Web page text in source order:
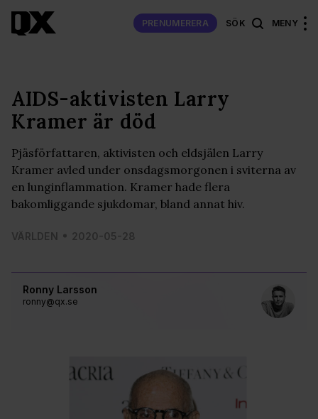
PRENUMERERA SÖK MENY
Ronny Larsson
ronny@qx.se
AIDS-aktivisten Larry
Kramer är död
Pjäsförfattaren, aktivisten och eldsjälen Larry
Kramer avled under onsdagsmorgonen i sviterna av
en lunginflammation. Kramer hade flera
bakomliggande sjukdomar, bland annat hiv.
VÄRLDEN 2020-05-28